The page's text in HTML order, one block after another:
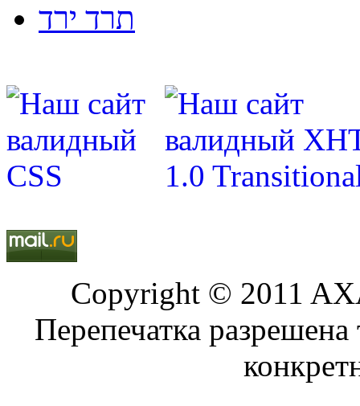
תרד ירד
Copyright © 2011
Перепечатка